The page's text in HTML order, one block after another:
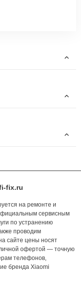
fix.ru
на ремонте и
сервисным
по устранению
проводим
сайте цены носят
офертой — точную
телефонов,
бренда Xiaomi